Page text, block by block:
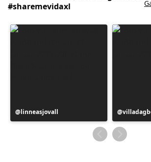
#sharemevidaxl
Beitrag
veröffentlicht
linneasjovall
Beitrag
von